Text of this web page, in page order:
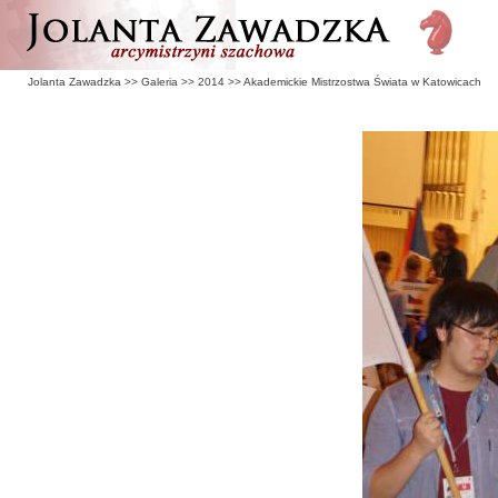
Jolanta Zawadzka >> Galeria >> 2014 >>Akademickie Mistrzostwa Świata w Katowicach